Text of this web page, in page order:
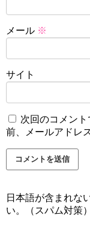
メール ※
サイト
次回のコメン
前、メールアドレ
日本語が含まれな
い。（スパム対策）